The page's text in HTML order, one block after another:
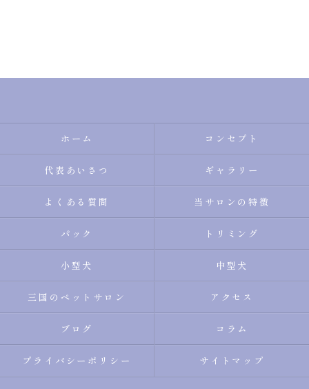
ホーム コンセプト
代表あいさつ ギャラリー
よくある質問 当サロンの特徴
パック トリミング
小型犬 中型犬
三国のペットサロン アクセス
ブログ コラム
プライバシーポリシー サイトマップ